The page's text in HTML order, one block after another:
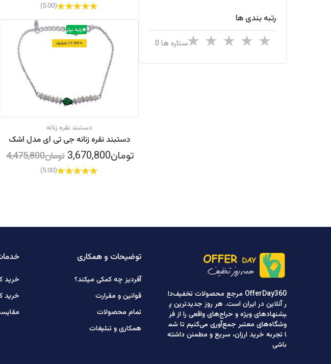
رتبه بندی ها
ستاره ها
(5.00)
رتبه برتر
17.99% تخفیف
دستبند نقره زنانه
دستبند نقره زنانه جی تی ای مدل اشک
تومان3,670,800 تومان4,475,800
(5.00)
OfferDay360 مرجع محصولات تخفیف‌دا
ر آنلاین در ایران است. هر روز جدیدترین پ
یشنهادهای ویژه و حراج‌های واقعی را از فر
وشگاه‌های معتبر جمع‌آوری می‌کنیم تا شم
ا تجربه خرید ارزان، سریع و مطمئن داشته
باشی
توضیحات و همکاری
آفردیز چه کمکی میکند؟
قوانین و مقرارت
تمام محصولات
همکاری و تبلیغات
خرید
خرید